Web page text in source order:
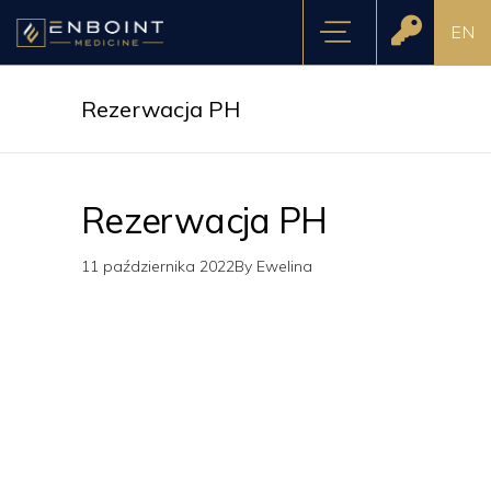
EN
Rezerwacja PH
Rezerwacja PH
11 października 2022By Ewelina